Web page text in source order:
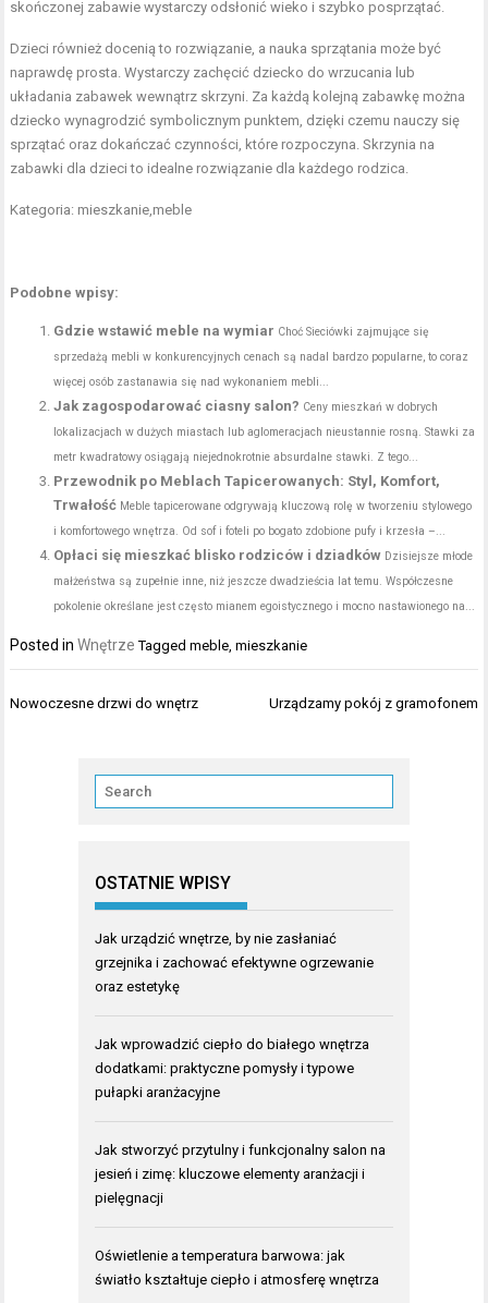
skończonej zabawie wystarczy odsłonić wieko i szybko posprzątać.
Dzieci również docenią to rozwiązanie, a nauka sprzątania może być
naprawdę prosta. Wystarczy zachęcić dziecko do wrzucania lub
układania zabawek wewnątrz skrzyni. Za każdą kolejną zabawkę można
dziecko wynagrodzić symbolicznym punktem, dzięki czemu nauczy się
sprzątać oraz dokańczać czynności, które rozpoczyna. Skrzynia na
zabawki dla dzieci to idealne rozwiązanie dla każdego rodzica.
Kategoria: mieszkanie,meble
Podobne wpisy:
Gdzie wstawić meble na wymiar Choć Sieciówki zajmujące się
sprzedażą mebli w konkurencyjnych cenach są nadal bardzo popularne, to coraz
więcej osób zastanawia się nad wykonaniem mebli...
Jak zagospodarować ciasny salon? Ceny mieszkań w dobrych
lokalizacjach w dużych miastach lub aglomeracjach nieustannie rosną. Stawki za
metr kwadratowy osiągają niejednokrotnie absurdalne stawki. Z tego...
Przewodnik po Meblach Tapicerowanych: Styl, Komfort,
Trwałość Meble tapicerowane odgrywają kluczową rolę w tworzeniu stylowego
i komfortowego wnętrza. Od sof i foteli po bogato zdobione pufy i krzesła –...
Opłaci się mieszkać blisko rodziców i dziadków Dzisiejsze młode
małżeństwa są zupełnie inne, niż jeszcze dwadzieścia lat temu. Współczesne
pokolenie określane jest często mianem egoistycznego i mocno nastawionego na...
Posted inWnętrze Taggedmeble,mieszkanie
Nawigacja
Nowoczesne drzwi do wnętrz Urządzamy pokój z gramofonem
OSTATNIE WPISY
Jak urządzić wnętrze, by nie zasłaniać
grzejnika i zachować efektywne ogrzewanie
oraz estetykę
Jak wprowadzić ciepło do białego wnętrza
dodatkami: praktyczne pomysły i typowe
pułapki aranżacyjne
Jak stworzyć przytulny i funkcjonalny salon na
jesień i zimę: kluczowe elementy aranżacji i
pielęgnacji
Oświetlenie a temperatura barwowa: jak
światło kształtuje ciepło i atmosferę wnętrza